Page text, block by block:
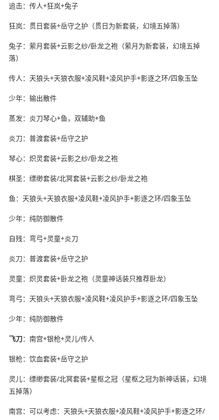
追击：传人+狂岚+兔子
狂岚：贯日套装+岳守之护（贯日为新套装，幻境五掉落）
兔子：萦月套装+云影之纱/卧龙之袍（萦月为新套装，幻境五掉
落）
传人：天狼头+天狼衣服+凌风鞋+凌风护手+影逐之环/四象玉坠
少年：输出散件
蒸发：炎刀琴心+鱼，双辅助+鱼
炎刀：普渡套装+岳守之护
琴心：炽灵套装+云影之纱/卧龙之袍
棋圣：缥缈套装/北冥套装+云影之纱/卧龙之袍
鱼：天狼头+天狼衣服+凌风鞋+凌风护手+影逐之环/四象玉坠
少年：纯防御散件
自残：弯弓+灵童+炎刀
炎刀：普渡套装+岳守之护
灵童：炽灵套装+卧龙之袍（灵童神话装只推荐卧龙）
弯弓：天狼头+天狼衣服+凌风鞋+凌风护手+影逐之环/四象玉坠
少年：纯防御散件
飞刀：南宫+银枪+灵儿/传人
银枪：饮血套装+岳守之护
灵儿：缥缈套装/北冥套装+星枢之冠（星枢之冠为新神话装，幻境
五掉落）
南宫：可以考虑：天狼头+天狼衣服+凌风鞋+凌风护手+影逐之环/